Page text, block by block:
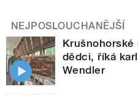
NEJPOSLOUCHANĚJŠÍ
dědci, říká
Wendler